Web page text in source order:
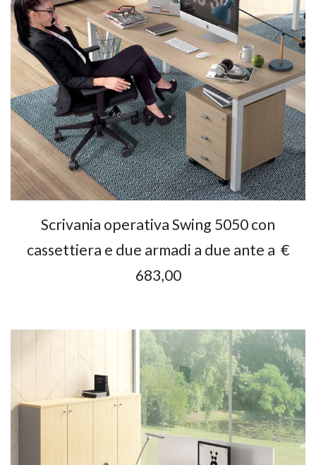
Scrivania operativa Swing 5050 con
cassettiera e due armadi a due ante a €
683,00